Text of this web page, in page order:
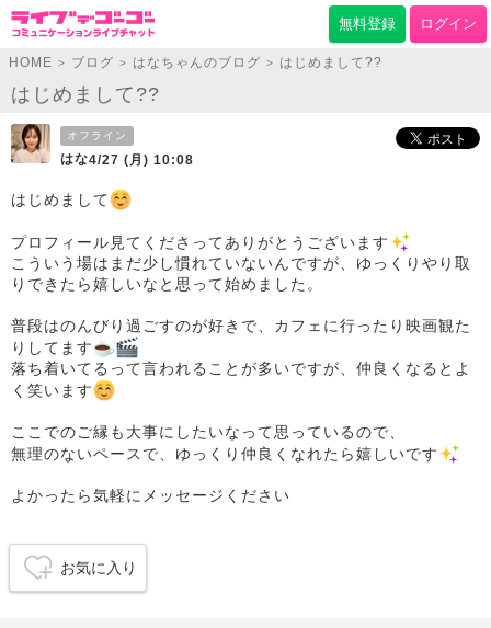
無料登録 ログイン
HOME > ブログ > はなちゃんのブログ > はじめまして??
はじめまして??
オフライン
はな4/27 (月) 10:08
はじめまして
プロフィール見てくださってありがとうございます
こういう場はまだ少し慣れていないんですが、ゆっくりやり取
りできたら嬉しいなと思って始めました。
普段はのんびり過ごすのが好きで、カフェに行ったり映画観た
りしてます
落ち着いてるって言われることが多いですが、仲良くなるとよ
く笑います
ここでのご縁も大事にしたいなって思っているので、
無理のないペースで、ゆっくり仲良くなれたら嬉しいです
よかったら気軽にメッセージください
お気に入り